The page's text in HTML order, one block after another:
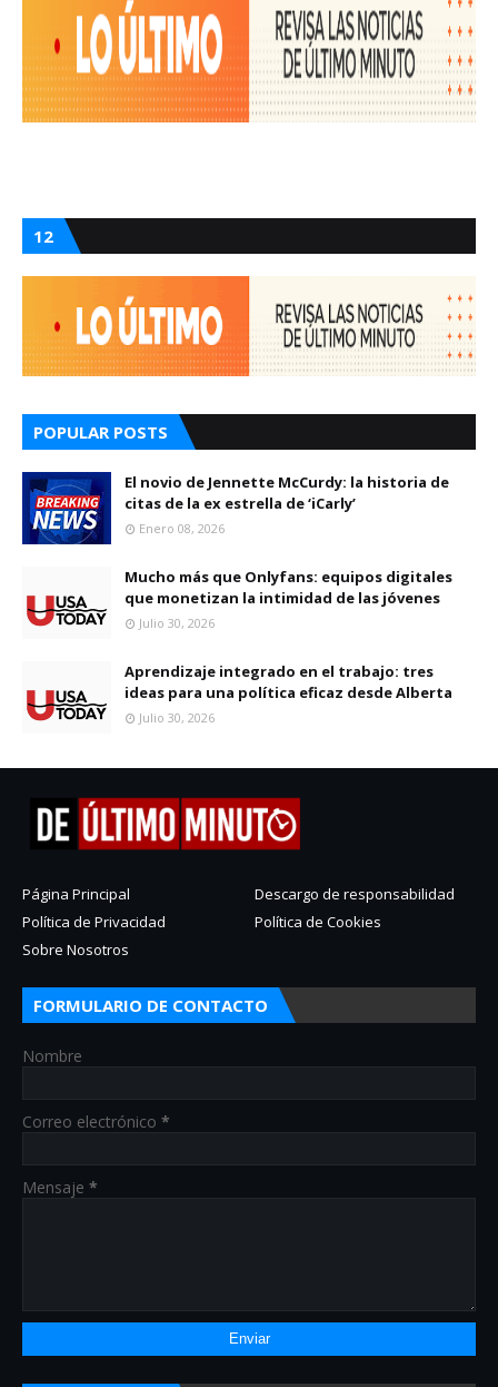
12
POPULAR POSTS
El novio de Jennette McCurdy: la historia de
citas de la ex estrella de ‘iCarly’
Enero 08, 2026
Mucho más que Onlyfans: equipos digitales
que monetizan la intimidad de las jóvenes
Julio 30, 2026
Aprendizaje integrado en el trabajo: tres
ideas para una política eficaz desde Alberta
Julio 30, 2026
Página Principal
Descargo de responsabilidad
Política de Privacidad
Política de Cookies
Sobre Nosotros
FORMULARIO DE CONTACTO
Nombre
Correo electrónico *
Mensaje *